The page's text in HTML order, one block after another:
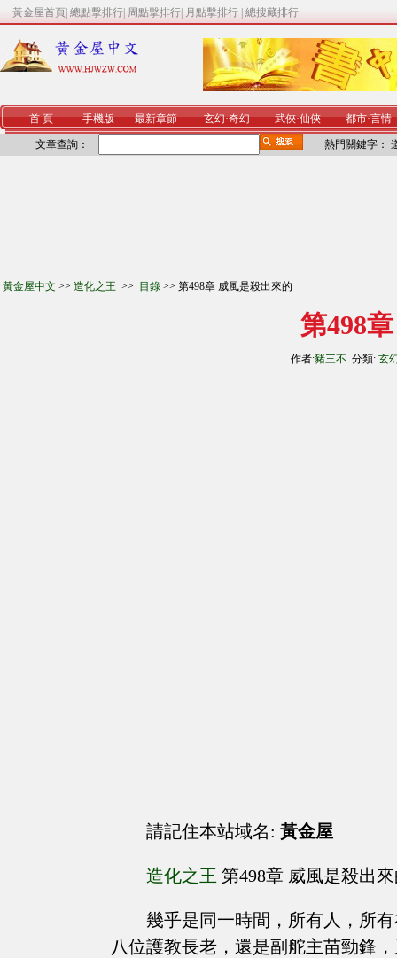
黃金屋首頁 總點擊排行 周點擊排行 月點擊排行 總搜藏排行
首 頁 手機版 最新章節 玄幻·奇幻 武俠·仙俠 都市·言情
文章查詢： 熱門關鍵字：
黃金屋中文 >> 造化之王 >> 目錄 >> 第498章 威風是殺出來的
第498
作者:豬三不 分類: 玄
請記住本站域名: 黃金屋
造化之王 第498章 威風是殺出
幾乎是同一時間，所有人，所
八位護教長老，還是副舵主苗勁鋒